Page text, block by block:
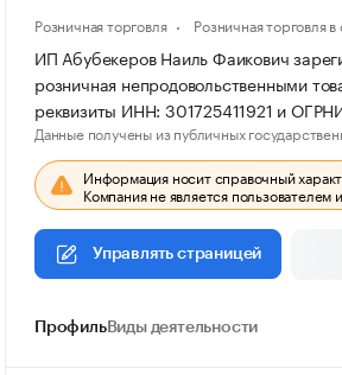
Розничная торговля Розничная торговля
ИП Абубекеров Наиль Фаикович
розничная непродовольственными
реквизиты ИНН: 301725411921 и
Данные получены из публичных
Информация носит справочный
Компания не является
Управлять страницей
ПрофильВиды деятельности